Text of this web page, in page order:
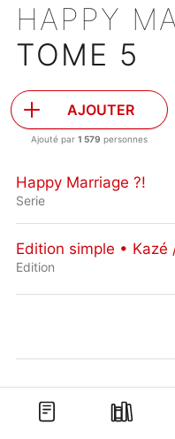
HAPPY
TOME 5
AJOUTER
Ajouté par 1 579 personnes
Happy Marriage ?!
Serie
Edition simple • Kazé
Edition